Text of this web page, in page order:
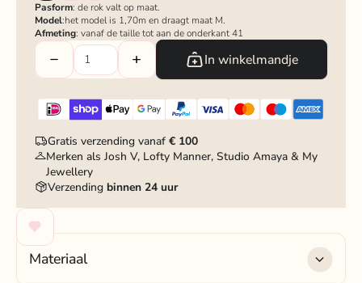
Pasform: de rok valt op maat.
Model:het model is 1,70m en draagt maat M.
Afmeting: vanaf de taille tot aan de onderkant 41
In winkelmandje
Gratis verzending vanaf€ 100
Merken als Josh V, Lofty Manner, Studio Amaya & My
Jewellery
Verzendingbinnen 24 uur
Materiaal